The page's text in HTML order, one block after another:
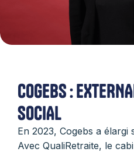
COGEBS :
SOCIAL
En 2023, Cogebs a
Avec QualiRetraite, le